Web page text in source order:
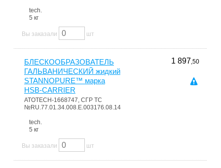
tech.
5 кг
Вы заказали шт
БЛЕСКООБРАЗОВАТЕЛЬ
ГАЛЬВАНИЧЕСКИЙ жидкий
STANNOPURE™ марка
HSB-CARRIER
ATOTECH-1668747, СГР ТС
№RU.77.01.34.008.E.003176.08.14
tech.
5 кг
1 897,50
Вы заказали шт